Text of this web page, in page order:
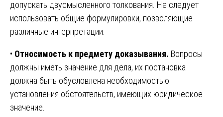
допускать двусмысленного толкования. Не следует
использовать общие формулировки, позволяющие
различные интерпретации.
• Относимость к предмету доказывания. Вопросы
должны иметь значение для дела, их постановка
должна быть обусловлена необходимостью
установления обстоятельств, имеющих юридическое
значение.